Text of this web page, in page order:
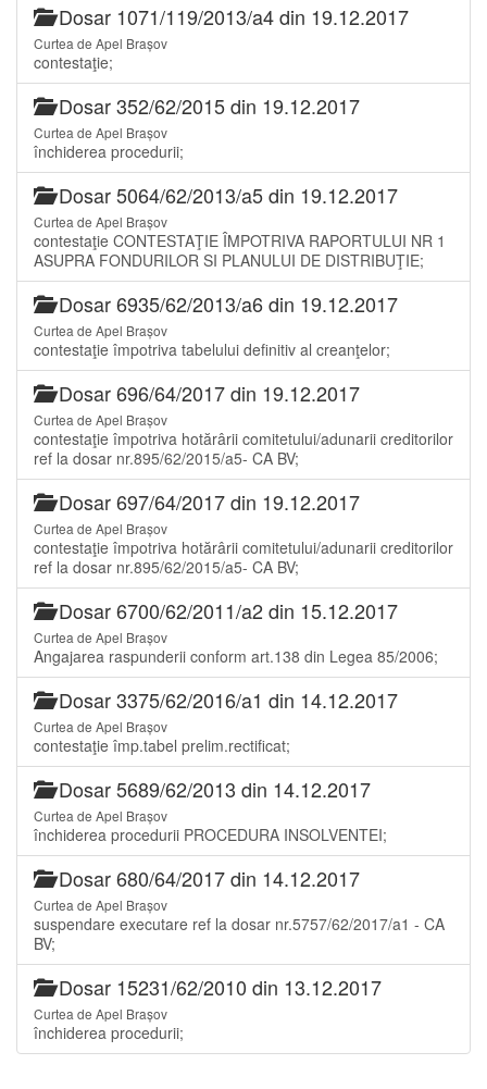
Dosar 1071/119/2013/a4 din 19.12.2017
Curtea de Apel Brașov
contestaţie;
Dosar 352/62/2015 din 19.12.2017
Curtea de Apel Brașov
închiderea procedurii;
Dosar 5064/62/2013/a5 din 19.12.2017
Curtea de Apel Brașov
contestaţie CONTESTAŢIE ÎMPOTRIVA RAPORTULUI NR 1
ASUPRA FONDURILOR SI PLANULUI DE DISTRIBUŢIE;
Dosar 6935/62/2013/a6 din 19.12.2017
Curtea de Apel Brașov
contestaţie împotriva tabelului definitiv al creanţelor;
Dosar 696/64/2017 din 19.12.2017
Curtea de Apel Brașov
contestaţie împotriva hotărârii comitetului/adunarii creditorilor
ref la dosar nr.895/62/2015/a5- CA BV;
Dosar 697/64/2017 din 19.12.2017
Curtea de Apel Brașov
contestaţie împotriva hotărârii comitetului/adunarii creditorilor
ref la dosar nr.895/62/2015/a5- CA BV;
Dosar 6700/62/2011/a2 din 15.12.2017
Curtea de Apel Brașov
Angajarea raspunderii conform art.138 din Legea 85/2006;
Dosar 3375/62/2016/a1 din 14.12.2017
Curtea de Apel Brașov
contestaţie împ.tabel prelim.rectificat;
Dosar 5689/62/2013 din 14.12.2017
Curtea de Apel Brașov
închiderea procedurii PROCEDURA INSOLVENTEI;
Dosar 680/64/2017 din 14.12.2017
Curtea de Apel Brașov
suspendare executare ref la dosar nr.5757/62/2017/a1 - CA
BV;
Dosar 15231/62/2010 din 13.12.2017
Curtea de Apel Brașov
închiderea procedurii;